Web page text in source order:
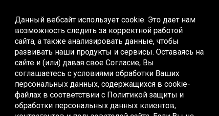
Данный вебсайт использует cookie. Это дает нам
возможность следить за корректной работой
сайта, а также анализировать данные, чтобы
развивать наши продукты и сервисы. Оставаясь на
сайте и (или) давая свое Согласие, Вы
соглашаетесь с условиями обработки Ваших
персональных данных, содержащихся в cookie-
файлах в соответствии с Политикой защиты и
обработки персональных данных клиентов,
Жидкие смазки Kluber
Монтажные смазки Kluber
Многоцелевые смазки Kluber
Синтетические смазки Kluber
Высокотемпературные смазки Kluber
Низкотемпературные смазки Kluber
Смазки для качения и скольжения Kluber
Смазки для скольжения Kluber
Контактные смазки Kluber
Специальные смазки Kluber